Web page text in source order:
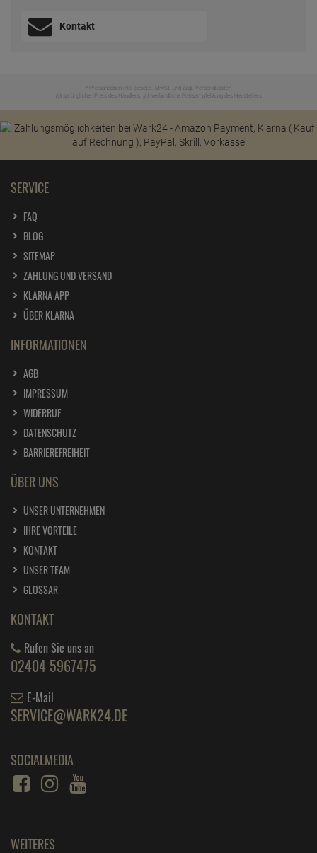
Kontakt
* Preisangaben inkl. gesetzl. MwSt. und zzgl. Versandkosten
Ursprünglicher Preis des Händlers, Unverbindliche Preisempfehlung des Herstellers
SERVICE
FAQ
BLOG
SITEMAP
ZAHLUNG UND VERSAND
KLARNA APP
ÜBER KLARNA
INFORMATIONEN
AGB
IMPRESSUM
WIDERRUF
DATENSCHUTZ
BARRIEREFREIHEIT
ÜBER UNS
UNSER UNTERNEHMEN
IHRE VORTEILE
KONTAKT
UNSER TEAM
GLOSSAR
KONTAKT
Rufen Sie uns an
02404 5967475
E-Mail
SERVICE@WARK24.DE
SOCIALMEDIA
WEITERES